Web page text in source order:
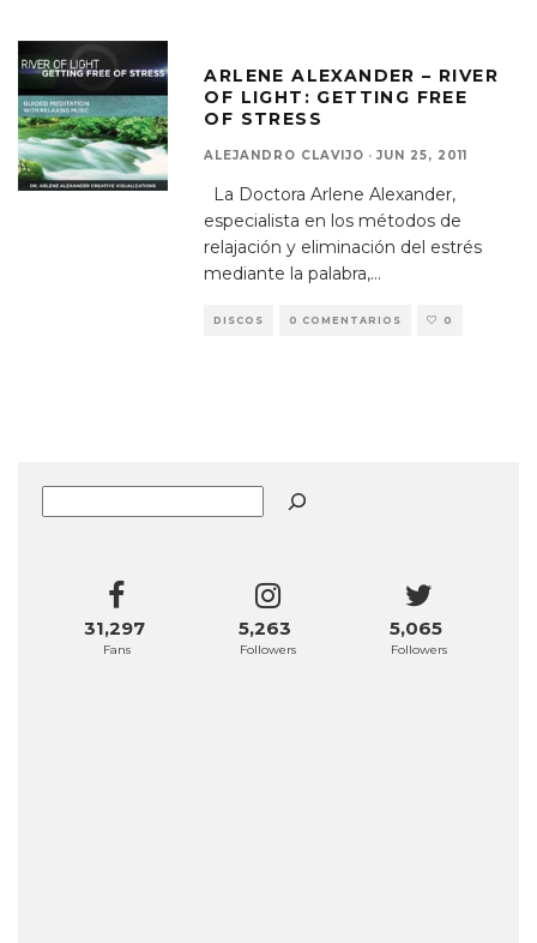
ARLENE ALEXANDER – RIVER
OF LIGHT: GETTING FREE
OF STRESS
ALEJANDRO CLAVIJO · JUN 25, 2011
La Doctora Arlene Alexander,
especialista en los métodos de
relajación y eliminación del estrés
mediante la palabra,...
DISCOS 0 COMENTARIOS 0
31,297
Fans
5,263
Followers
5,065
Followers